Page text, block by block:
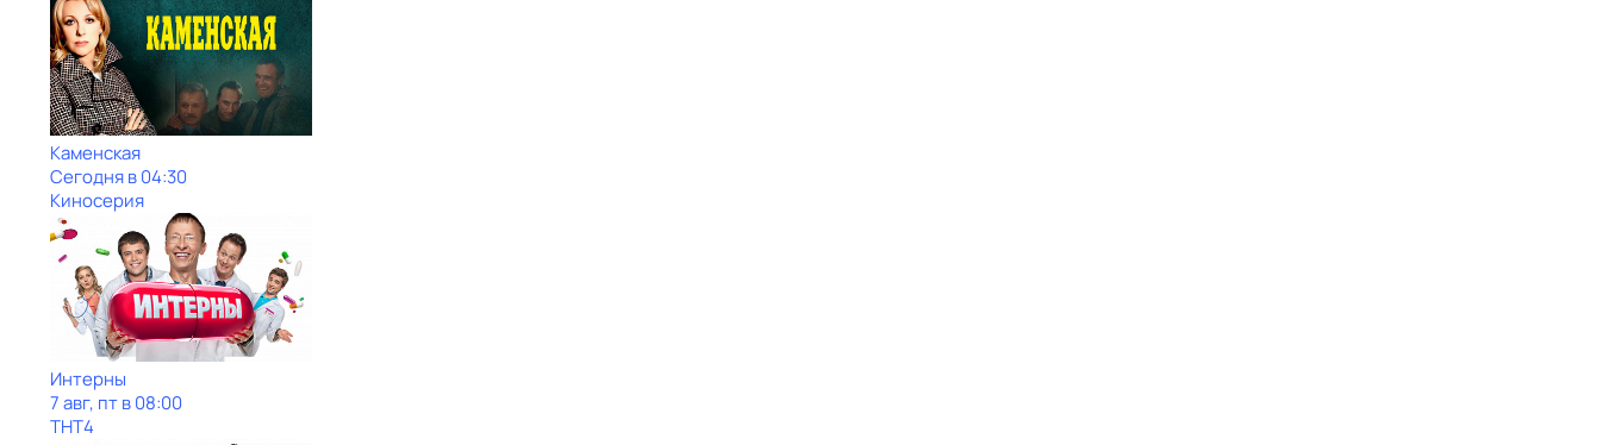
Каменская
Сегодня в 04:30
Киносерия
Интерны
7 авг, пт в 08:00
ТНТ4